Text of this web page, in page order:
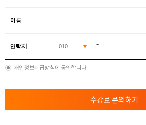
이름
연락처 -
개인정보취급방침에 동의합니다
수강료 문의하기